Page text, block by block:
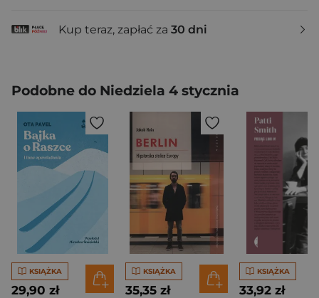
Kup teraz, zapłać za 30 dni
Podobne do Niedziela 4 stycznia
KSIĄŻKA
29,90 zł
KSIĄŻKA
35,35 zł
KSIĄŻKA
33,92 zł